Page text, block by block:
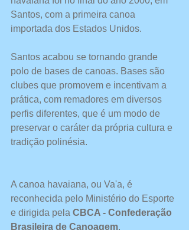
Santos, com a primeira canoa
importada dos Estados Unidos.
Santos acabou se tornando grande
polo de bases de canoas. Bases são
clubes que promovem e incentivam a
prática, com remadores em diversos
perfis diferentes, que é um modo de
preservar o caráter da própria cultura e
tradição polinésia.
A canoa havaiana, ou Va'a, é
reconhecida pelo Ministério do Esporte
e dirigida pela CBCA - Confederação
Brasileira de Canoagem.